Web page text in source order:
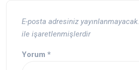
E-posta adresiniz yayınlanmayacak.
ile işaretlenmişlerdir
Yorum *